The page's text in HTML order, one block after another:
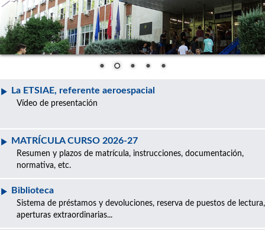
La ETSIAE, referente aeroespacial
Vídeo de presentación
MATRÍCULA CURSO 2026-27
Resumen y plazos de matrícula, instrucciones, documentación,
normativa, etc.
Biblioteca
Sistema de préstamos y devoluciones, reserva de puestos de lectura,
aperturas extraordinarias...